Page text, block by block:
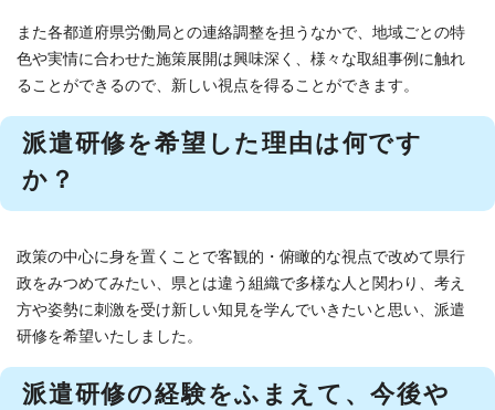
また各都道府県労働局との連絡調整を担うなかで、地域ごとの特
色や実情に合わせた施策展開は興味深く、様々な取組事例に触れ
ることができるので、新しい視点を得ることができます。
派遣研修を希望した理由は何です
か？
政策の中心に身を置くことで客観的・俯瞰的な視点で改めて県行
政をみつめてみたい、県とは違う組織で多様な人と関わり、考え
方や姿勢に刺激を受け新しい知見を学んでいきたいと思い、派遣
研修を希望いたしました。
派遣研修の経験をふまえて、今後や